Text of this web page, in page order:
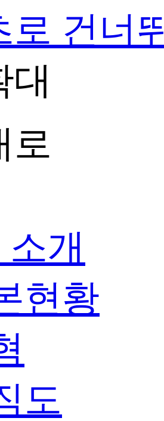
로 건너
대
로
개
현황
도